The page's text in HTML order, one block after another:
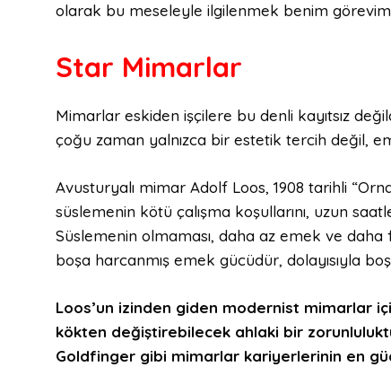
olarak bu meseleyle ilgilenmek benim görevim
Star Mimarlar
Mimarlar eskiden işçilere bu denli kayıtsız
çoğu zaman yalnızca bir estetik tercih değil,
Avusturyalı mimar Adolf Loos, 1908 tarihli
süslemenin kötü çalışma koşullarını, uzun
Süslemenin olmaması, daha az emek ve daha
boşa harcanmış emek gücüdür, dolayısıyla
Loos’un izinden giden modernist mimarlar
kökten değiştirebilecek ahlaki bir
Goldfinger gibi mimarlar kariyerlerinin en